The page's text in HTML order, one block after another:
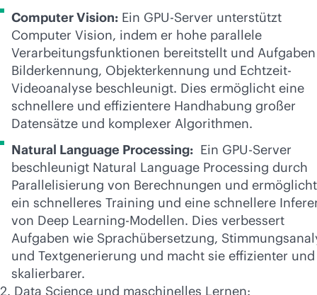
Computer Vision: Ein GPU-Server unterstützt
Computer Vision, indem er hohe parallele
Verarbeitungsfunktionen bereitstellt und
Bilderkennung, Objekterkennung und Echtzeit-
Videoanalyse beschleunigt. Dies ermöglicht eine
schnellere und effizientere Handhabung großer
Datensätze und komplexer Algorithmen.
Natural Language Processing: Ein GPU-Server
beschleunigt Natural Language Processing durch
Parallelisierung von Berechnungen und
ein schnelleres Training und eine schnellere
von Deep Learning-Modellen. Dies verbessert
Aufgaben wie Sprachübersetzung,
und Textgenerierung und macht sie effizienter und
skalierbarer.
2. Data Science und maschinelles Lernen: